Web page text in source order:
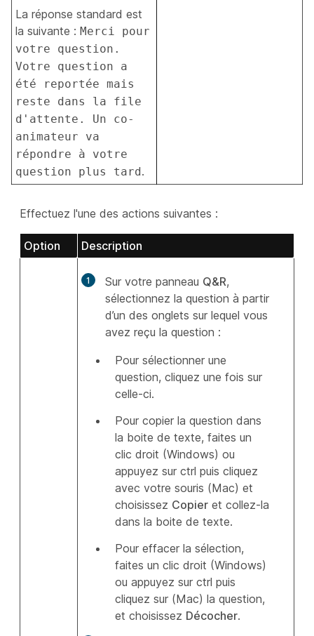
La réponse standard est
la suivante : Merci pour
votre question.
Votre question a
été reportée mais
reste dans la file
d'attente. Un co-
animateur va
répondre à votre
question plus tard.
Effectuez l'une des actions suivantes :
Option Description
Sur votre panneau Q&R,
sélectionnez la question à partir
d’un des onglets sur lequel vous
avez reçu la question :
Pour sélectionner une
question, cliquez une fois sur
celle-ci.
Pour copier la question dans
la boite de texte, faites un
clic droit (Windows) ou
appuyez sur ctrl puis cliquez
avec votre souris (Mac) et
choisissez Copier et collez-la
dans la boite de texte.
Pour effacer la sélection,
faites un clic droit (Windows)
ou appuyez sur ctrl puis
cliquez sur (Mac) la question,
et choisissez Décocher.